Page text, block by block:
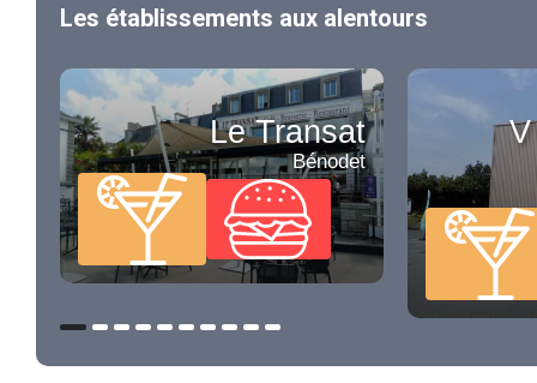
Les établissements aux alentours
Le Transat
Bénodet